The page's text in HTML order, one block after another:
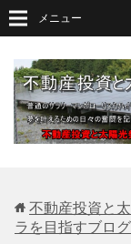
メニュー
不動産投資と
ラを目指すブログ